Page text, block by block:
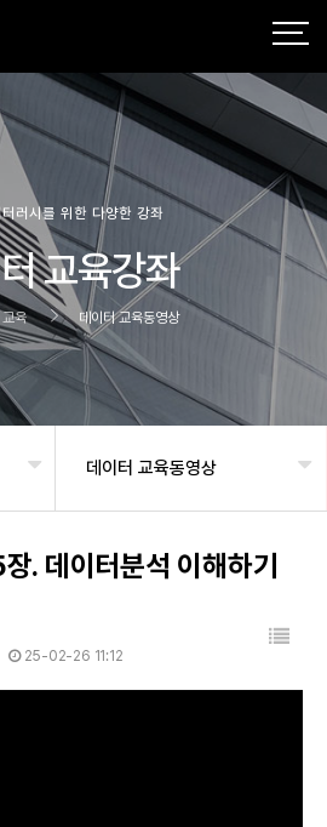
러시를 위한 다양한 강좌
교육강좌
교육 데이터 교육동영상
데이터 교육동영상
. 데이터분석 이해하기
25-02-26 11:12